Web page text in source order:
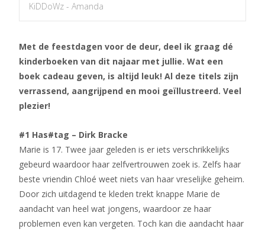
KiDDoWz - Amanda
Met de feestdagen voor de deur, deel ik graag dé
kinderboeken van dit najaar met jullie. Wat een
boek cadeau geven, is altijd leuk! Al deze titels zijn
verrassend, aangrijpend en mooi geïllustreerd. Veel
plezier!
#1 Has#tag – Dirk Bracke
Marie is 17. Twee jaar geleden is er iets verschrikkelijks
gebeurd waardoor haar zelfvertrouwen zoek is. Zelfs haar
beste vriendin Chloé weet niets van haar vreselijke geheim.
Door zich uitdagend te kleden trekt knappe Marie de
aandacht van heel wat jongens, waardoor ze haar
problemen even kan vergeten. Toch kan die aandacht haar